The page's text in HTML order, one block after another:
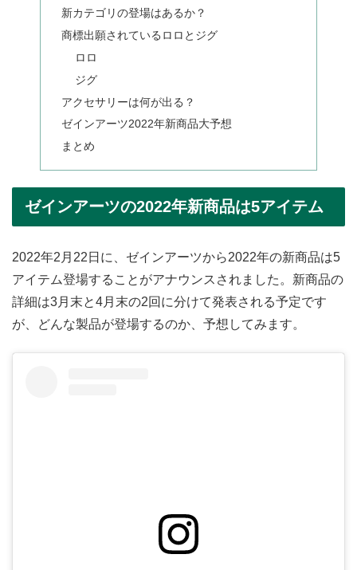
新カテゴリの登場はあるか？
商標出願されているロロとジグ
ロロ
ジグ
アクセサリーは何が出る？
ゼインアーツ2022年新商品大予想
まとめ
ゼインアーツの2022年新商品は5アイテム
2022年2月22日に、ゼインアーツから2022年の新商品は5
アイテム登場することがアナウンスされました。新商品の
詳細は3月末と4月末の2回に分けて発表される予定です
が、どんな製品が登場するのか、予想してみます。